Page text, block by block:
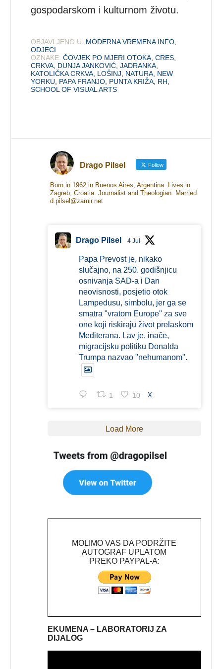
gospodarskom i kulturnom životu.
OBJAVLJENO U: MODERNA VREMENA INFO
ODJECI
OZNAKE: ČOVJEK PO MJERI OTOKA ,CRES
CRKVA DUNJA JANKOVIĆ ,JADRANKA
KATOLIČKA CRKVA LOŠINJ NATURA NEW
YORKU
PAPA FRANJO PUNTA KRIŽA RH
SCHOOL OF VISUAL ARTS
Drago Pilsel Follow
Born in 1962 in Buenos Aires, Argentina. Lives in
Zagreb, Croatia. Journalist and Theologian. Married.
d.pilsel@zamir.net
Drago Pilsel 4 Jul
Papa Prevost je, nikako
slučajno, na 250. godišnjicu
osnivanja SAD-a i Dan
neovisnosti, posjetio otok
Lampedusu, simbolu, jer ga se
smatra "vratom Europe" za sve
one koji riskiraju život prelaskom
Mediterana. Lav je, inače,
migracijsku politiku Donalda
Trumpa nazvao "nehumanom".
1 10 X
Load More
MOLIMO VAS DA PODRŽITE
AUTOGRAF UPLATOM
PREKO PAYPAL-A:
EKUMENA – LABORATORIJ ZA
DIJALOG